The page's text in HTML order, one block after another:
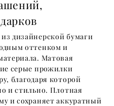
дизайнерской бумаги
оттенком и
Матовая
серые прожилки
благодаря которой
и стильно. Плотная
и сохраняет аккуратный